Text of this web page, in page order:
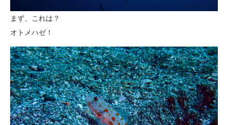
まず、これは？
オトメハゼ！